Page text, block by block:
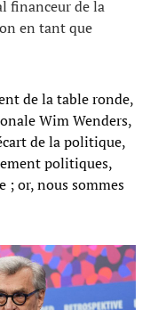
financeur de la
en tant que
de la table ronde,
Wim Wenders,
de la politique,
politiques,
; or, nous sommes